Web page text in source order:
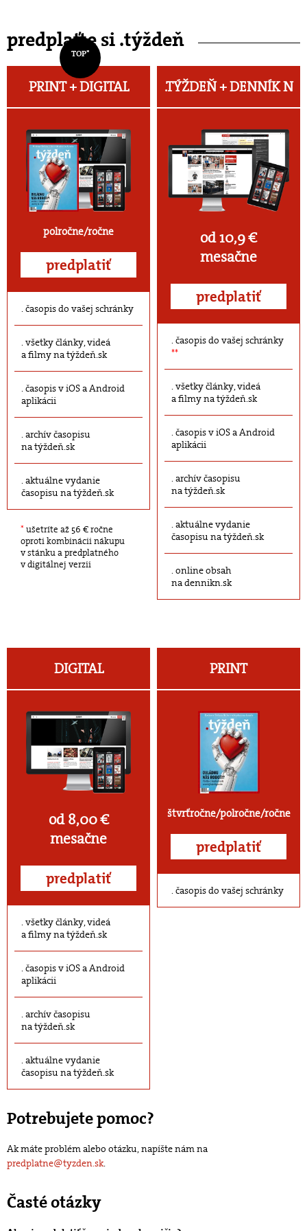
predplaťte si .týždeň
TOP*
PRINT + DIGITAL
polročne/ročne
predplatiť
časopis do vašej schránky
všetky články, videá
a filmy na týždeň.sk
časopis v iOS a Android
aplikácii
archív časopisu
na týždeň.sk
aktuálne vydanie
časopisu na týždeň.sk
* ušetríte až 56 € ročne
oproti kombinácii nákupu
v stánku a predplatného
v digitálnej verzii
.TÝŽDEŇ +DENNÍK N
od 10,9 €
mesačne
predplatiť
časopis do vašej schránky
**
všetky články, videá
a filmy na týždeň.sk
časopis v iOS a Android
aplikácii
archív časopisu
na týždeň.sk
aktuálne vydanie
časopisu na týždeň.sk
online obsah
na dennikn.sk
DIGITAL
od 8,00 €
mesačne
predplatiť
všetky články, videá
a filmy na týždeň.sk
časopis v iOS a Android
aplikácii
archív časopisu
na týždeň.sk
aktuálne vydanie
časopisu na týždeň.sk
PRINT
štvrťročne/polročne/ročne
predplatiť
časopis do vašej schránky
Potrebujete pomoc?
Ak máte problém alebo otázku, napíšte nám na
predplatne@tyzden.sk.
Časté otázky